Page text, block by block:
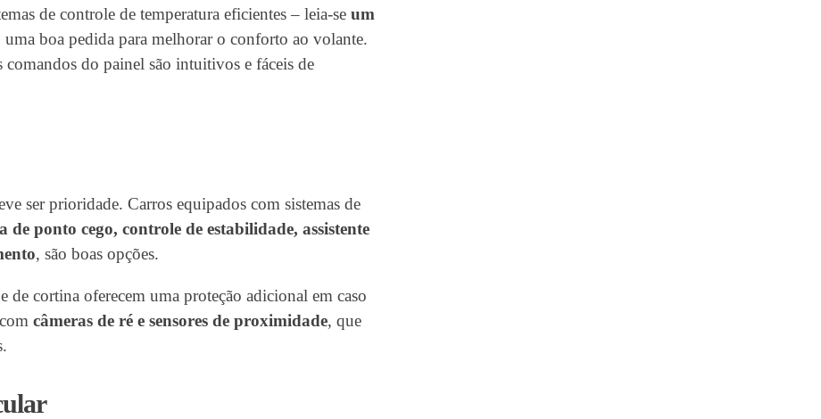
de controle de temperatura eficientes – leia-se um
uma boa pedida para melhorar o conforto ao volante.
do painel são intuitivos e fáceis de
ser prioridade. Carros equipados com sistemas de
de ponto cego, controle de estabilidade, assistente
, são boas opções.
de cortina oferecem uma proteção adicional em caso
câmeras de ré e sensores de proximidade, que